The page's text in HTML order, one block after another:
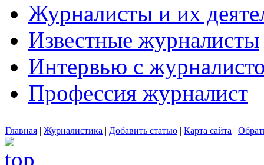
Журналисты и их
Известные журналисты
Интервью с
Профессия журналист
Главная | Журналистика | Добавить статью | Карта сайта |